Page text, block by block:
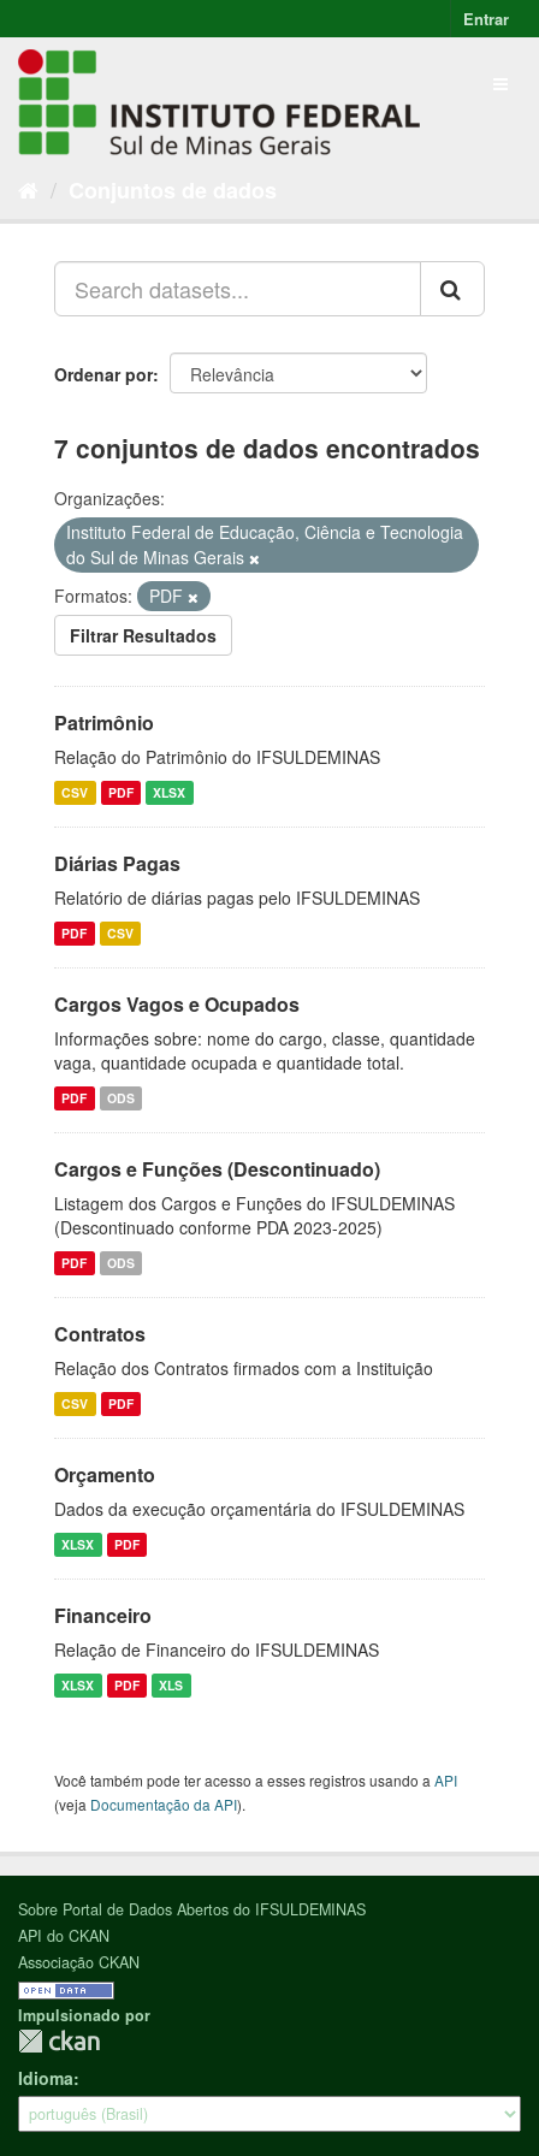
Entrar
Ordenar por
7 conjuntos de dados encontrados
Organizações:
Instituto Federal de Educação, Ciência e Tecnologia
do Sul de Minas Gerais
Formatos:
PDF
Filtrar Resultados
Patrimônio
Relação do Patrimônio do IFSULDEMINAS
CSV PDF XLSX
Diárias Pagas
Relatório de diárias pagas pelo IFSULDEMINAS
PDF CSV
Cargos Vagos e Ocupados
Informações sobre: nome do cargo, classe, quantidade
vaga, quantidade ocupada e quantidade total.
PDF ODS
Cargos e Funções (Descontinuado)
Listagem dos Cargos e Funções do IFSULDEMINAS
(Descontinuado conforme PDA 2023-2025)
PDF ODS
Contratos
Relação dos Contratos firmados com a Instituição
CSV PDF
Orçamento
Dados da execução orçamentária do IFSULDEMINAS
XLSX PDF
Financeiro
Relação de Financeiro do IFSULDEMINAS
XLSX PDF XLS
Você também pode ter acesso a esses registros usando a API
(veja Documentação da API).
Sobre Portal de Dados Abertos do IFSULDEMINAS
API do CKAN
Associação CKAN
Impulsionado por
Idioma